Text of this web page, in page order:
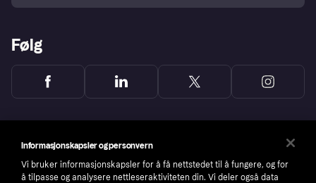
Følg
Informasjonskapsler og personvern
Vi bruker informasjonskapsler for å få nettstedet til å fungere, og for
å tilpasse og analysere nettleseraktiviteten din. Vi deler også data